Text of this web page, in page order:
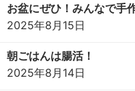
お盆にぜひ！みんなで手
2025年8月15日
朝ごはんは腸活！
2025年8月14日